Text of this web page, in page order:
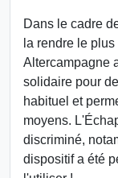
Dans le cadre
la rendre le
Altercampagne
solidaire pour
habituel et
moyens.
discriminé,
dispositif a été